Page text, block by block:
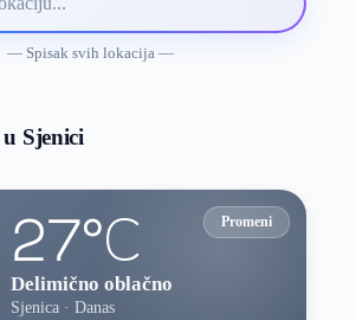
— Spisak svih lokacija —
Sjenici
Promeni
27°C
Delimično oblačno
Sjenica · Danas